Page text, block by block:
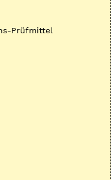
Prüfmittel